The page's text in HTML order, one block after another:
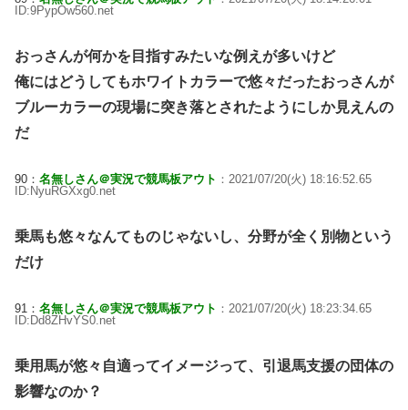
ID:9PypOw560.net
おっさんが何かを目指すみたいな例えが多いけど
俺にはどうしてもホワイトカラーで悠々だったおっさんが
ブルーカラーの現場に突き落とされたようにしか見えんの
だ
90： 名無しさん＠実況で競馬板アウト ：2021/07/20(火) 18:16:52.65
ID:NyuRGXxg0.net
乗馬も悠々なんてものじゃないし、分野が全く別物という
だけ
91： 名無しさん＠実況で競馬板アウト ：2021/07/20(火) 18:23:34.65
ID:Dd8ZHvYS0.net
乗用馬が悠々自適ってイメージって、引退馬支援の団体の
影響なのか？